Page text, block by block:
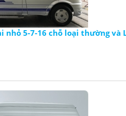
nhỏ 5-7-16 chỗ loại thường và